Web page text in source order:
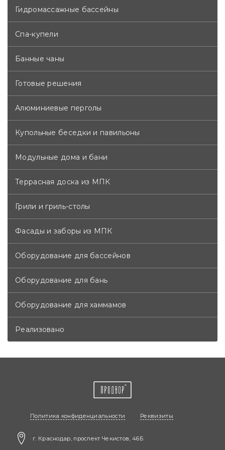
Гидромассажные бассейны
Спа-купели
Банные чаны
Готовые решения
Алюминиевые перголы
Купольные беседки и павильоны
Модульные дома и бани
Террасная доска из МПК
Грили и гриль-столы
Фасады и заборы из МПК
Оборудование для бассейнов
Оборудование для бань
Оборудование для хаммамов
Реализовано
особенностей вашего бассейна и пожеланий по
комплектации.
Доставка рассчитывается индивидуально.
Политика конфиденциальности Реквизиты
г. Краснодар, проспект Чекистов, 46Б​